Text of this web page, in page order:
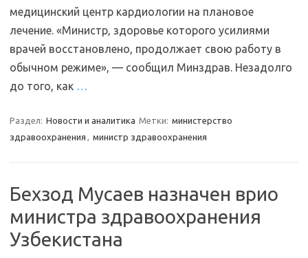
медицинский центр кардиологии на плановое
лечение. «Министр, здоровье которого усилиями
врачей восстановлено, продолжает свою работу в
обычном режиме», — сообщил Минздрав. Незадолго
до того, как …
Раздел: Новости и аналитика Метки: министерство
здравоохранения , министр здравоохранения
Бехзод Мусаев назначен врио
министра здравоохранения
Узбекистана